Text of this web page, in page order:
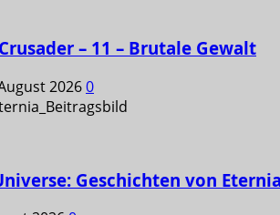
– 11 – Brutale Gewalt
20260
Geschichten von